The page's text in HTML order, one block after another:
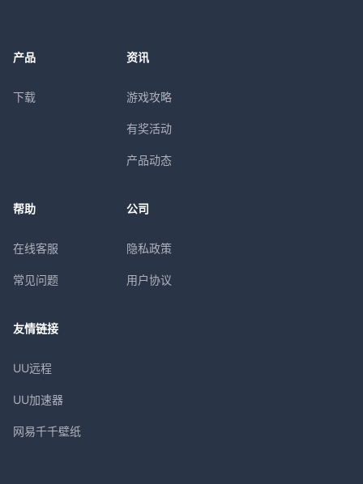
产品
下载
资讯
游戏攻略
有奖活动
产品动态
帮助
在线客服
常见问题
公司
隐私政策
用户协议
友情链接
UU远程
UU加速器
网易千千壁纸